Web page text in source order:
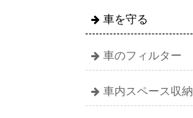
車を守る
車のフィルター
車内スペース収納